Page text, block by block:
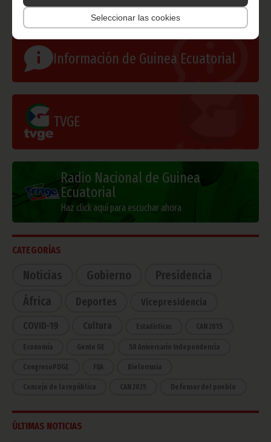
Seleccionar las cookies
Información de Guinea Ecuatorial
TVGE
Radio Nacional de Guinea
Ecuatorial
Haz click aquí para escuchar ahora
CATEGORÍAS
Noticias Gobierno
Presidencia
África
Deportes Vicepresidencia
COVID-19 Cultura Estadísticas CAN 2015
Economía Gente GE 50 Aniversario Independencia
CongresoPDGE FIJA Bielorrusia
Consejo de la república CAN 2025 Defensor del pueblo
ÚLTIMAS NOTICIAS